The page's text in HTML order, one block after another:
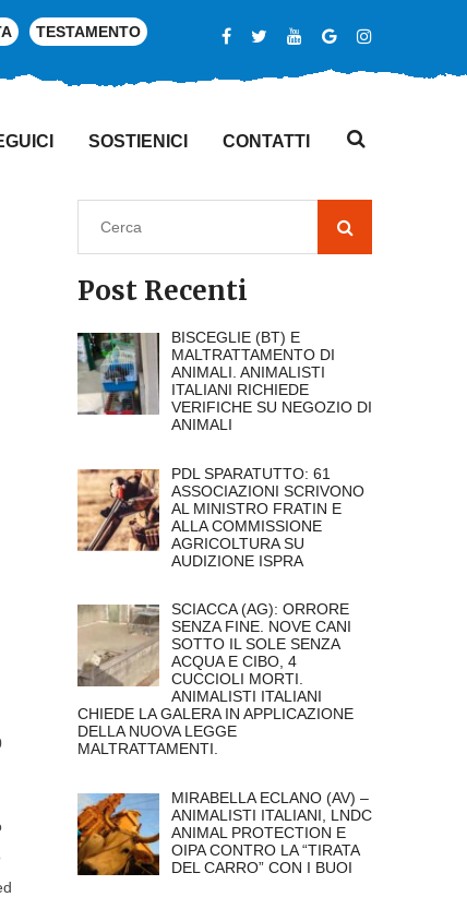
TESTAMENTO
SOSTIENICI CONTATTI
Post Recenti
BISCEGLIE (BT) E
MALTRATTAMENTO DI
ANIMALI. ANIMALISTI
ITALIANI RICHIEDE
VERIFICHE SU NEGOZIO DI
ANIMALI
PDL SPARATUTTO: 61
ASSOCIAZIONI SCRIVONO
AL MINISTRO FRATIN E
ALLA COMMISSIONE
AGRICOLTURA SU
AUDIZIONE ISPRA
SCIACCA (AG): ORRORE
SENZA FINE. NOVE CANI
SOTTO IL SOLE SENZA
ACQUA E CIBO, 4
CUCCIOLI MORTI.
ANIMALISTI ITALIANI
CHIEDE LA GALERA IN APPLICAZIONE
DELLA NUOVA LEGGE
MALTRATTAMENTI.
MIRABELLA ECLANO (AV) –
ANIMALISTI ITALIANI, LNDC
ANIMAL PROTECTION E
OIPA CONTRO LA “TIRATA
DEL CARRO” CON I BUOI